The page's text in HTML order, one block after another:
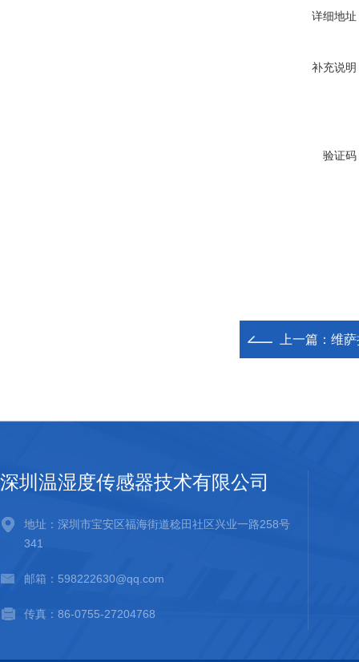
详细地址
补充说明
验证码
上一篇： 维
深圳温湿度传感器技术有限公司
地址：深圳市宝安区福海街道稔田社区兴业一路258号
341
邮箱：598222630@qq.com
传真：86-0755-27204768